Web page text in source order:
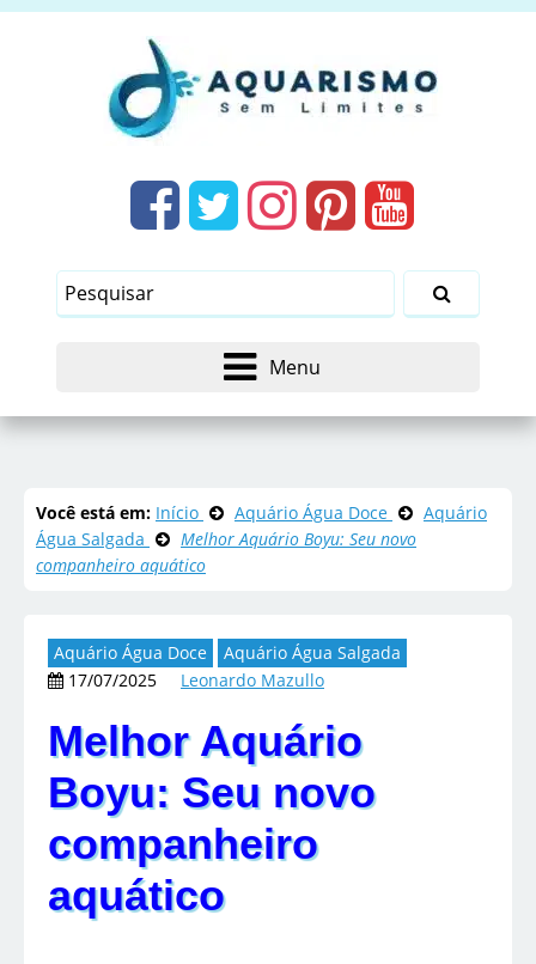
Menu
Você está em: Início Aquário Água Doce
Aquário
Água Salgada
Melhor Aquário Boyu: Seu novo
companheiro aquático
Aquário Água Doce
Aquário Água Salgada
17/07/2025
Leonardo Mazullo
Melhor Aquário
Boyu: Seu novo
companheiro
aquático